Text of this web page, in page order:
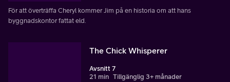
För att överträffa Cheryl kommer Jim på en historia om att hans
byggnadskontor fattat eld.
The Chick Whisperer
Avsnitt 7
21 min Tillgänglig 3+ månader